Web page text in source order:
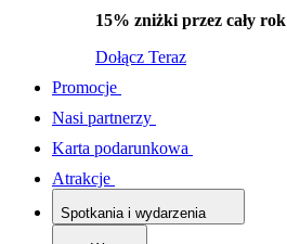
15% zniżki przez cały rok
Dołącz Teraz
Promocje
Nasi partnerzy
Karta podarunkowa
Atrakcje
Spotkania i wydarzenia